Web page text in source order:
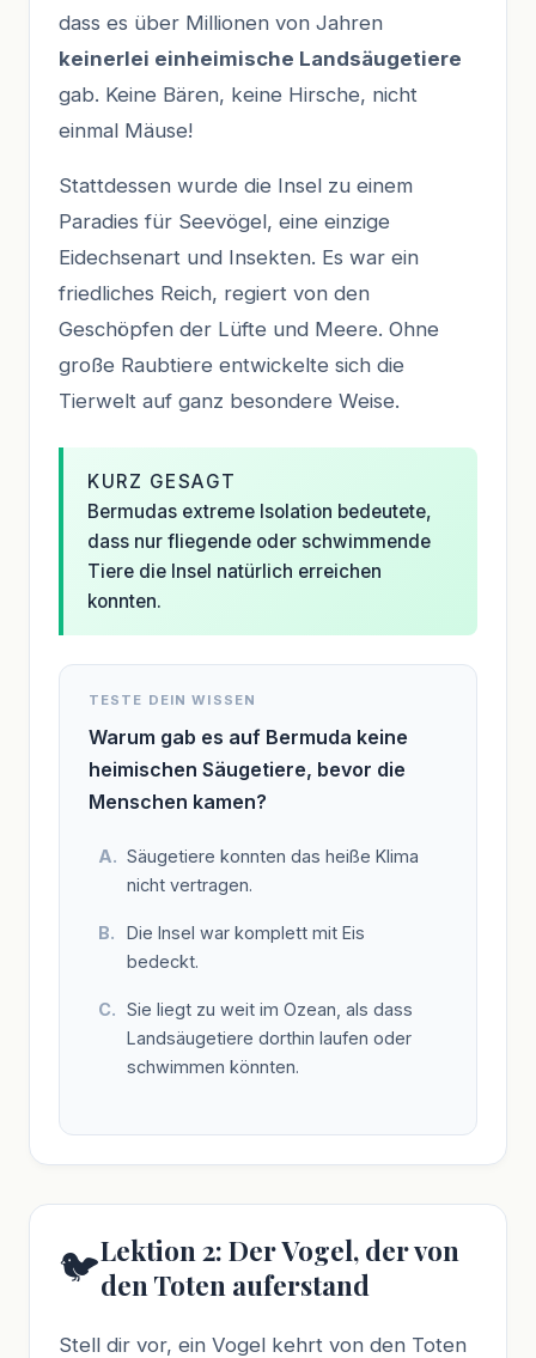
dass es über Millionen von Jahren
keinerlei einheimische Landsäugetiere
gab. Keine Bären, keine Hirsche, nicht
einmal Mäuse!
Stattdessen wurde die Insel zu einem
Paradies für Seevögel, eine einzige
Eidechsenart und Insekten. Es war ein
friedliches Reich, regiert von den
Geschöpfen der Lüfte und Meere. Ohne
große Raubtiere entwickelte sich die
Tierwelt auf ganz besondere Weise.
KURZ GESAGT
Bermudas extreme Isolation bedeutete,
dass nur fliegende oder schwimmende
Tiere die Insel natürlich erreichen
konnten.
TESTE DEIN WISSEN
Warum gab es auf Bermuda keine
heimischen Säugetiere, bevor die
Menschen kamen?
Säugetiere konnten das heiße Klima
nicht vertragen.
Die Insel war komplett mit Eis
bedeckt.
Sie liegt zu weit im Ozean, als dass
Landsäugetiere dorthin laufen oder
schwimmen könnten.
🐦Lektion 2: Der Vogel, der von
den Toten auferstand
Stell dir vor, ein Vogel kehrt von den Toten